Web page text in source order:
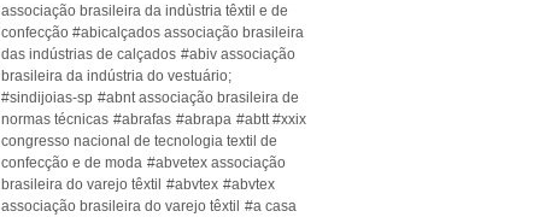
associação brasileira da indùstria têxtil e de
confecção #abicalçados associação brasileira
das indústrias de calçados #abiv associação
brasileira da indústria do vestuário;
#sindijoias-sp #abnt associação brasileira de
normas técnicas #abrafas #abrapa #abtt #xxix
congresso nacional de tecnologia textil de
confecção e de moda #abvetex associação
brasileira do varejo têxtil #abvtex #abvtex
associação brasileira do varejo têxtil #a casa